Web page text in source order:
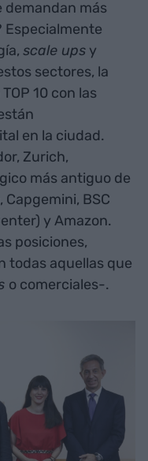
demandan más
Especialmente
scale ups y
sectores, la
10 con las
en la ciudad.
Zurich,
más antiguo de
BSC
y Amazon.
posiciones,
todas aquellas que
o comerciales-.